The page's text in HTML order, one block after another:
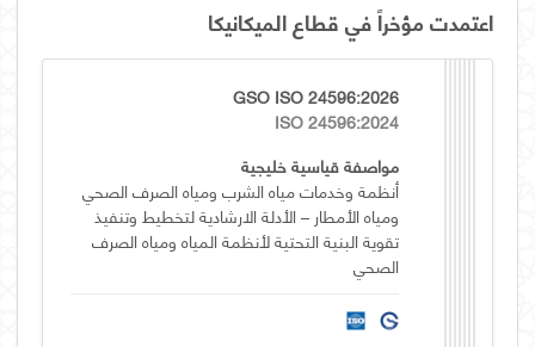
اعتمدت مؤخراً في قطاع الميكانيكا
GSO ISO 24596:2026
ISO 24596:2024
مواصفة قياسية خليجية
أنظمة وخدمات مياه الشرب ومياه الصرف الصحي
ومياه الأمطار – الأدلة الارشادية لتخطيط وتنفيذ
تقوية البنية التحتية لأنظمة المياه ومياه الصرف
الصحي